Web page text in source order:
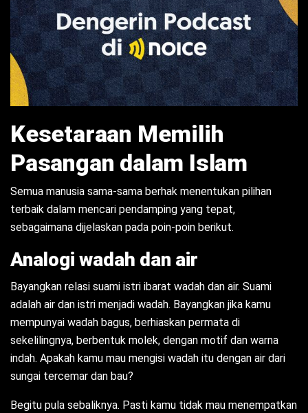
Kesetaraan Memilih
Pasangan dalam Islam
Semua manusia sama-sama berhak menentukan pilihan
terbaik dalam mencari pendamping yang tepat,
sebagaimana dijelaskan pada poin-poin berikut.
Analogi wadah dan air
Bayangkan relasi suami istri ibarat wadah dan air. Suami
adalah air dan istri menjadi wadah. Bayangkan jika kamu
mempunyai wadah bagus, berhiaskan permata di
sekelilingnya, berbentuk molek, dengan motif dan warna
indah. Apakah kamu mau mengisi wadah itu dengan air dari
sungai tercemar dan bau?
Begitu pula sebaliknya. Pasti kamu tidak mau menempatkan